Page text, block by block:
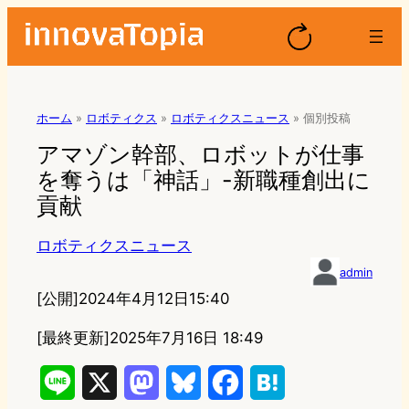
ホーム » ロボティクス » ロボティクスニュース » 個別投稿
アマゾン幹部、ロボットが仕事
を奪うは「神話」-新職種創出に
貢献
ロボティクスニュース
admin
[公開]2024年4月12日15:40
[最終更新]2025年7月16日 18:49